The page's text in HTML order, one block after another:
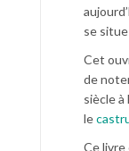
se situe
Cet
de
siècle
le
Ce livre